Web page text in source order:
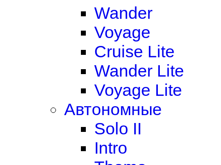
Wander
Voyage
Cruise Lite
Wander Lite
Voyage Lite
Автономные
Solo II
Intro